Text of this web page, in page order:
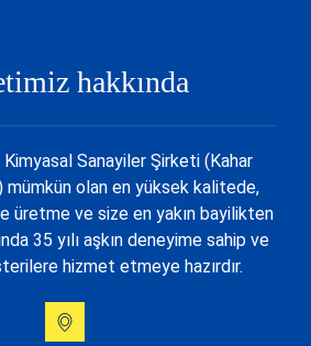
hakkında
Sanayiler Şirketi (Kahar
mümkün olan en yüksek kalitede,
üretme ve size en yakın bayilikten
35 yılı aşkın deneyime sahip ve
hizmet etmeye hazırdır.